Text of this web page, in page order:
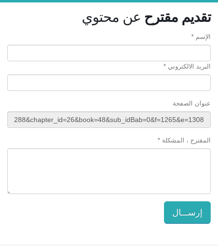
تقديم مقترح عن محتوي
الإسم *
البريد الالكتروني *
عنوان الصفحة
المقترح ، المشكلة *